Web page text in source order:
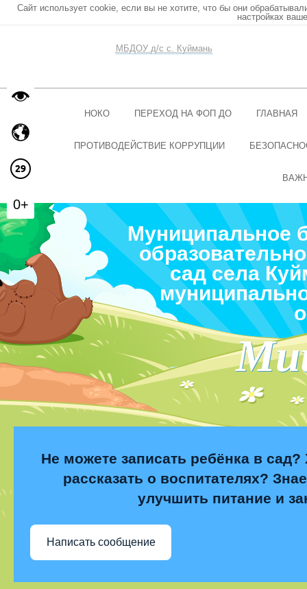
Сайт использует cookie, если вы не хотите, что бы они
настройках
МБДОУ д/с с. Куймань
НОКО ПЕРЕХОД НА ФОП ДО ГЛАВНАЯ
ПРОТИВОДЕЙСТВИЕ КОРРУПЦИИ
Муниципальное
сад села
Не можете записать ребёнка в сад?
рассказать о воспитателях?
улучшить питание и
Написать сообщение
0+